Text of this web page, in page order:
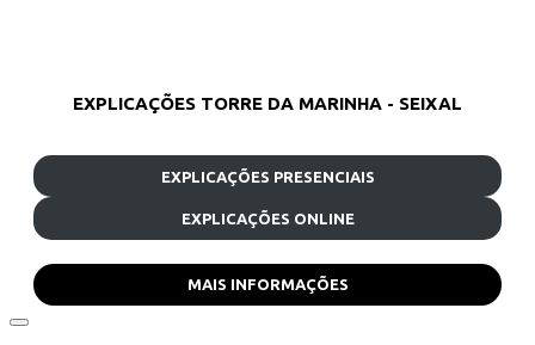
EXPLICAÇÕES TORRE DA MARINHA - SEIXAL
EXPLICAÇÕES PRESENCIAIS
EXPLICAÇÕES ONLINE
MAIS INFORMAÇÕES